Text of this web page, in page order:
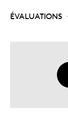
ÉVALUATIONS